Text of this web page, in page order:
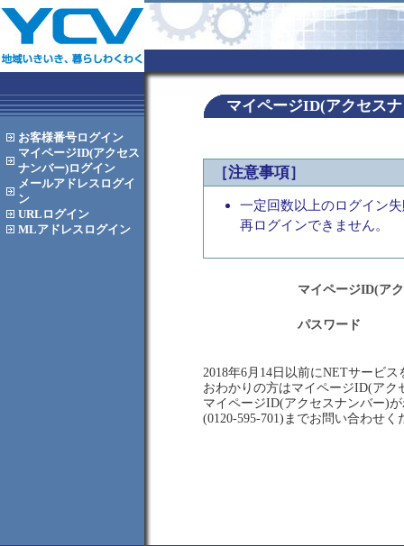
お客様番号ログイン
マイページID(アクセス
ナンバー)ログイン
メールアドレス ログイ
ン
URL ログイン
MLアドレス ログイン
マイページID(アクセス
［注意事項］
一定回数以上のログイン
再ログインできません。
マイページID(ア
パスワード
2018年6月14日以前にNETサービ
おわかりの方はマイページID(ア
マイページID(アクセスナンバー)
(0120-595-701)までお問い合わせく